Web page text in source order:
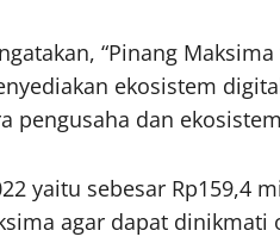
“Pinang
ekosistem
dan
yaitu sebesar Rp159,4
agar dapat dinikmati